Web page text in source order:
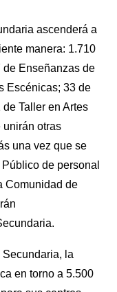
ascenderá a
manera: 1.710
Enseñanzas de
Escénicas; 33 de
Taller en Artes
unirán otras
una vez que se
de personal
Comunidad de
Secundaria, la
en torno a 5.500